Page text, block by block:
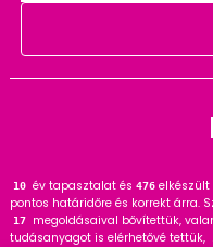
12 év tapasztalat és 476elkészült
pontos határidőre és korrekt árra.
17 megoldásaival bővítettük,
tudásanyagot is elérhetővé tettük,